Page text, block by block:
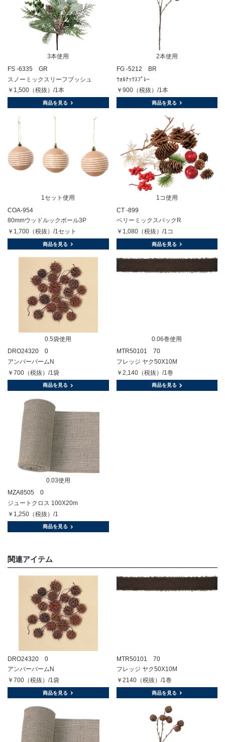
3本使用
FS -6335 GR
スノーミックスリーフブッシュ
￥1,500（税抜）/1本
商品を見る
2本使用
FG -5212 BR
ｳｫﾙﾅｯﾂｽﾌﾟﾚｰ
￥900（税抜）/1本
商品を見る
1セット使用
COA-954
80mmウッドルックボール3P
￥1,700（税抜）/1セット
商品を見る
1コ使用
CT -899
ベリーミックスパックR
￥1,080（税抜）/1コ
商品を見る
0.5袋使用
DRO24320 0
アンバーバームN
￥700（税抜）/1袋
商品を見る
0.06巻使用
MTR50101 70
フレッジ ヤク50X10M
￥2,140（税抜）/1巻
商品を見る
0.03使用
MZA8505 0
ジュートクロス 100X20m
￥1,250（税抜）/1
商品を見る
関連アイテム
DRO24320 0
アンバーバームN
￥700（税抜）/1袋
商品を見る
MTR50101 70
フレッジ ヤク50X10M
￥2140（税抜）/1巻
商品を見る